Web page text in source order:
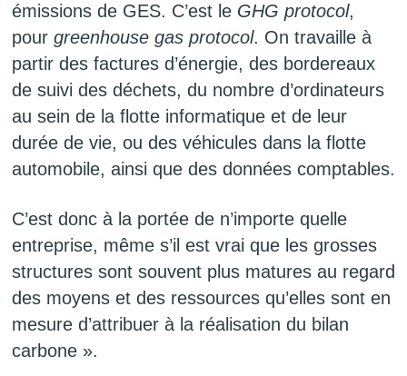
émissions de GES. C’est le GHG protocol,
pour greenhouse gas protocol. On travaille à
partir des factures d’énergie, des bordereaux
de suivi des déchets, du nombre d’ordinateurs
au sein de la flotte informatique et de leur
durée de vie, ou des véhicules dans la flotte
automobile, ainsi que des données comptables.
C’est donc à la portée de n’importe quelle
entreprise, même s’il est vrai que les grosses
structures sont souvent plus matures au regard
des moyens et des ressources qu’elles sont en
mesure d’attribuer à la réalisation du bilan
carbone ».